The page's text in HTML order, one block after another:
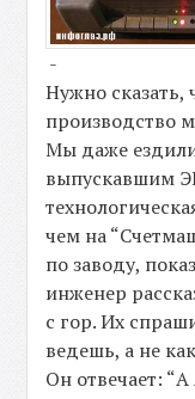
-
Нужно сказать,
производство
Мы даже
выпускавшим
чем на
по заводу,
инженер
с гор. Их
ведешь, а не
Он отвечает: